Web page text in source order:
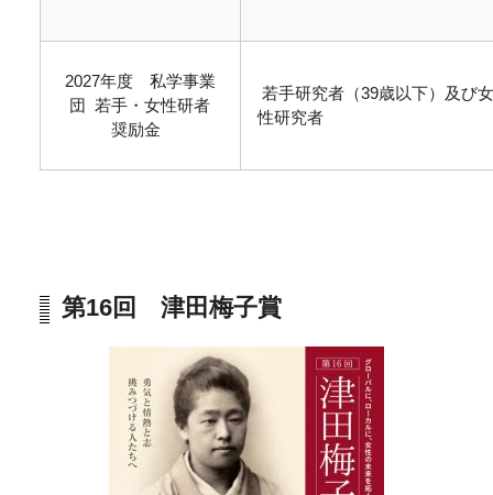
2027年度 私学事業
団 若手・女性研者
奨励金
若手研究者（39歳以下）及び女
性研究者
第16回 津田梅子賞